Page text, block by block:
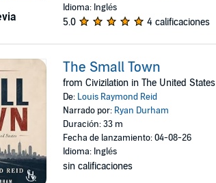
Idioma: Inglés
5.0 4 calificaciones
The Small Town
from Civizilation in The United States
De: Louis Raymond Reid
Narrado por: Ryan Durham
Duración: 33 m
Fecha de lanzamiento: 04-08-26
Idioma: Inglés
sin calificaciones